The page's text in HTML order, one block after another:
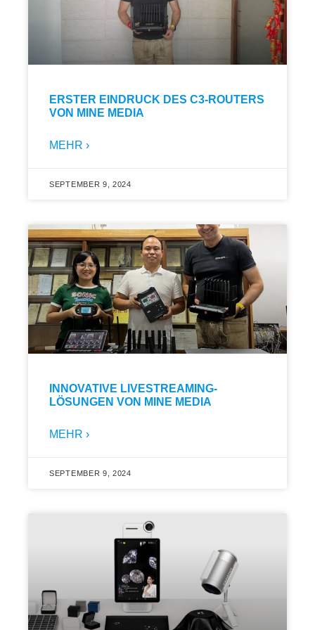
ERSTER EINDRUCK DES C3-ROUTERS
VON MINE MEDIA
MEHR ›
SEPTEMBER 9, 2024
INNOVATIVE LIVESTREAMING-
LÖSUNGEN VON MINE MEDIA
MEHR ›
SEPTEMBER 9, 2024